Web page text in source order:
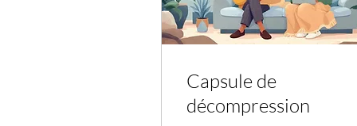
Capsule de
décompression